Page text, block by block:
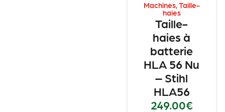
Machines,Taille-
haies
Taille-
haies à
batterie
HLA 56 Nu
– Stihl
HLA56
249.00€